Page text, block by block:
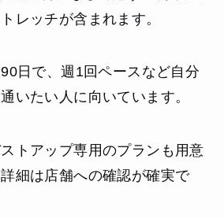
レッチが含まれます。
日で、週1回ペースなど自分
いたい人に向いています。
トアップ専用のプランも用意
細は店舗への確認が確実で